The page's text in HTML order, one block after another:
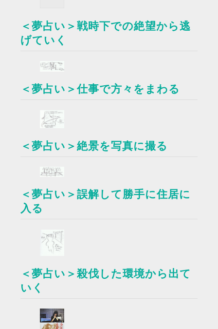
＜夢占い＞戦時下での絶望から逃
げていく
＜夢占い＞仕事で方々をまわる
＜夢占い＞絶景を写真に撮る
＜夢占い＞誤解して勝手に住居に
入る
＜夢占い＞殺伐した環境から出て
いく